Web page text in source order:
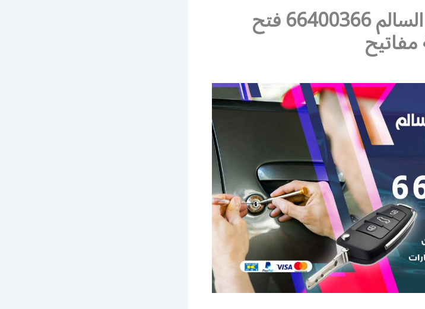
فتح باب سيارة صباح السالم 66400366 فتح